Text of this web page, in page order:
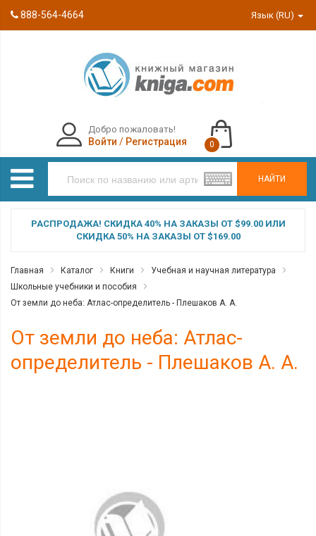
888-564-4664 Язык (RU)
НАЙТИ
Добро пожаловать!
Войти / Регистрация 0
РАСПРОДАЖА! СКИДКА 40% НА ЗАКАЗЫ ОТ $99.00 ИЛИ
СКИДКА 50% НА ЗАКАЗЫ ОТ $169.00
Главная Каталог Книги
Учебная и научная литература
Школьные учебники и пособия
От земли до неба: Атлас-определитель - Плешаков А. А.
От земли до неба: Атлас-
определитель - Плешаков А. А.